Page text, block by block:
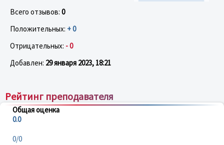
Всего отзывов: 0
Положительных: + 0
Отрицательных: - 0
Добавлен: 29 января 2023, 18:21
Рейтинг преподавателя
Общая оценка
0.0
0/0